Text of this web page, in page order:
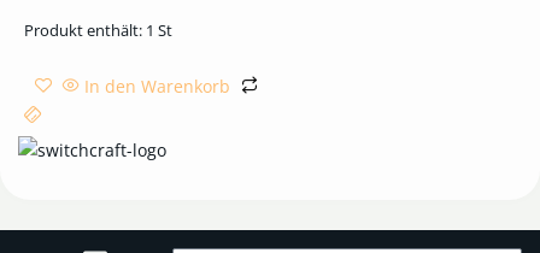
Produkt enthält: 1 St
In den Warenkorb